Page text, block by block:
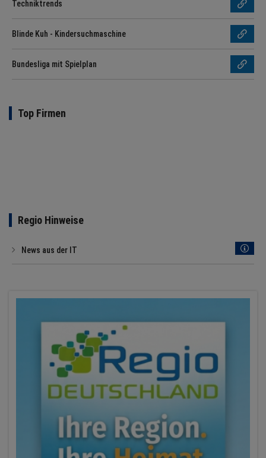
Techniktrends
Blinde Kuh - Kindersuchmaschine
Bundesliga mit Spielplan
Top Firmen
Regio Hinweise
News aus der IT